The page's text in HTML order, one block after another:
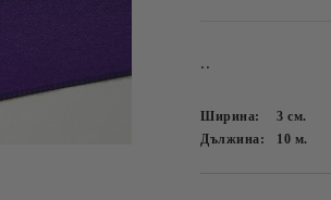
..
Ширина: 3см.
Дължина:
10 м.